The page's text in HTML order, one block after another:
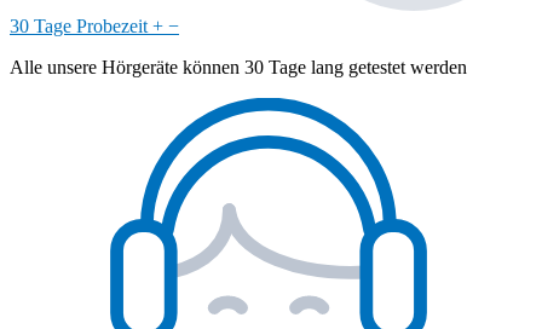
30 Tage Probezeit + −
Alle unsere Hörgeräte können 30 Tage lang getestet werden